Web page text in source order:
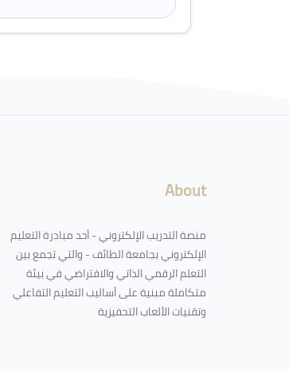
About
منصة التدريب الإلكتروني - أحد مبادرة التعليم
الإلكتروني بجامعة الطائف - والتي تجمع بين
التعلم الرقمي الذاتي والافتراضي في بيئة
متكاملة مبنية على أساليب التعليم التفاعلي
وتقنيات الألعاب التحفيزية